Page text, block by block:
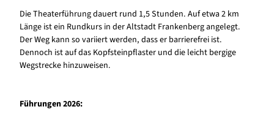
Die Theaterführung dauert rund 1,5 Stunden. Auf etwa 2 km
Länge ist ein Rundkurs in der Altstadt Frankenberg angelegt.
Der Weg kann so variiert werden, dass er barrierefrei ist.
Dennoch ist auf das Kopfsteinpflaster und die leicht bergige
Wegstrecke hinzuweisen.
Führungen 2026: